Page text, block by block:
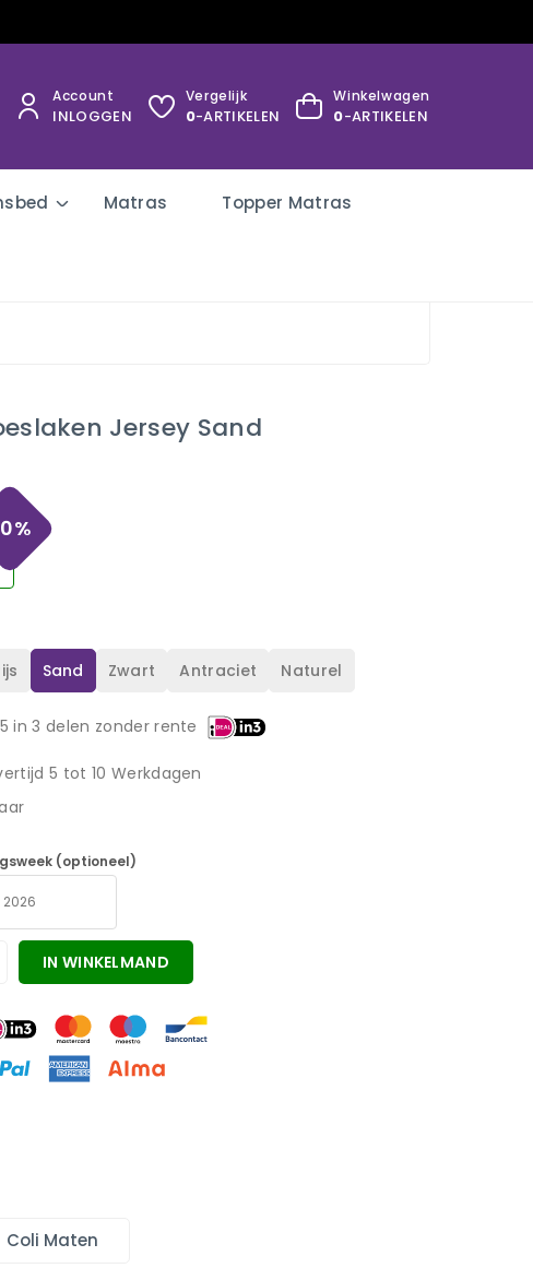
Account
INLOGGEN
Vergelijk
0-ARTIKELEN
Winkelwagen
0-ARTIKELEN
Matras Topper Matras
Jersey Sand
%
Sand Zwart Antraciet Naturel
in 3 delen zonder rente
5 tot 10 Werkdagen
(optioneel)
IN WINKELMAND
Coli Maten